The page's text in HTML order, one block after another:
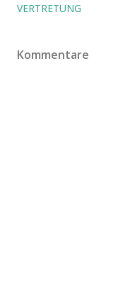
VERTRETUNG
Kommentare